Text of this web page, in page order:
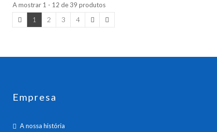
A mostrar 1 - 12 de 39 produtos
1 2 3 4
Empresa
A nossa história